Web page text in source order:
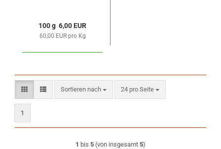
100 g 6,00 EUR
60,00 EUR pro Kg
Sortieren nach
Sortieren nach 24 pro Seite
pro Seite
1
1 bis 5 (von insgesamt 5)